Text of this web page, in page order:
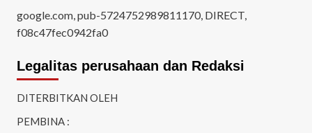
google.com, pub-5724752989811170, DIRECT,
f08c47fec0942fa0
Legalitas perusahaan dan Redaksi
DITERBITKAN OLEH
PEMBINA :